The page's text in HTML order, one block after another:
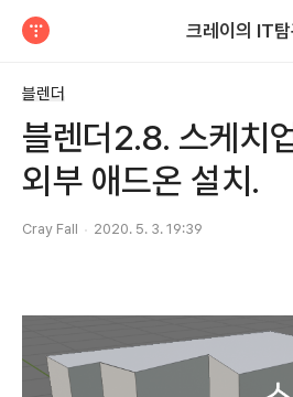
크레이의 IT
블렌더
블렌더2.8. 스케치
외부 애드온 설치.
Cray Fall 2020. 5. 3. 19:39